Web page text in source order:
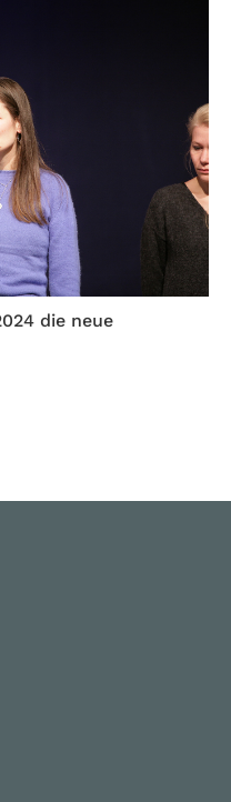
die neue